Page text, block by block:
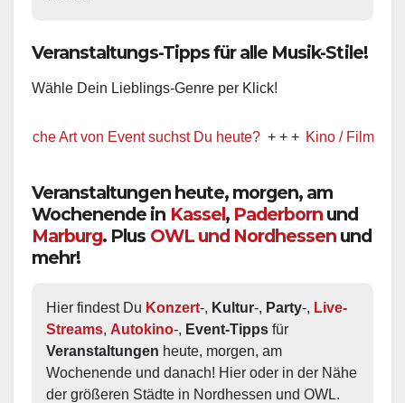
Veranstaltungs-Tipps für alle Musik-Stile!
Wähle Dein Lieblings-Genre per Klick!
Art von Event suchst Du heute? + + + Kino / Film + + +
Veranstaltungen heute, morgen, am
Wochenende in Kassel, Paderborn und
Marburg. Plus OWL und Nordhessen und
mehr!
Hier findest Du Konzert-, Kultur-, Party-, Live-
Streams, Autokino-, Event-Tipps
Veranstaltungen heute, morgen, am
Wochenende und danach! Hier oder in der Nähe
der größeren Städte in Nordhessen und OWL.